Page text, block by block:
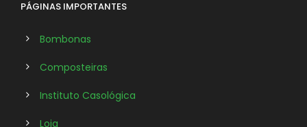
PÁGINAS IMPORTANTES
Bombonas
Composteiras
Instituto Casológica
Loja